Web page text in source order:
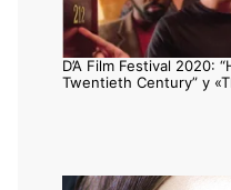
D’A Film Festival 2020:
Twentieth Century” y